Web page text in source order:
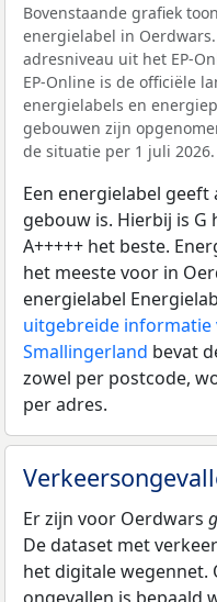
Bovenstaande grafiek
energielabel in
adresniveau uit het EP-
EP-Online is de officiële
energielabels en
gebouwen zijn
de situatie per 1 juli 2026.
Een energielabel
gebouw is. Hierbij is G
A+++++ het beste.
het meeste voor in
energielabel
uitgebreide informatie
Smallingerland bevat
zowel per postcode,
per adres.
Er zijn voor Oerdwars
De dataset met
het digitale wegennet.